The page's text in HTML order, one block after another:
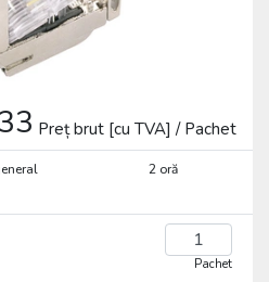
Preț brut [cu TVA] / Pachet
2 oră
Pachet